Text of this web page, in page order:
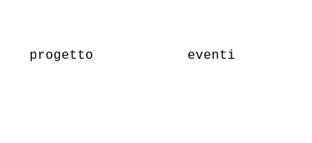
progetto eventi